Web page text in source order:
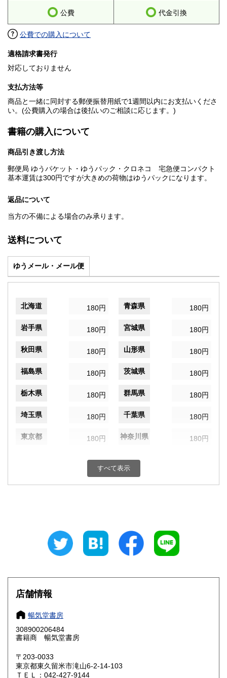
公費 代金引換
公費での購入について
適格請求書発行
対応しておりません
支払方法等
商品と一緒に同封する郵便振替用紙で1週間以内にお支払いくださ
い。(公費購入の場合は後払いのご相談に応じます。)
書籍の購入について
商品引き渡し方法
郵便局 ゆうパケット・ゆうパック・クロネコ 宅急便コンパクト
基本運賃は300円ですが大きめの荷物はゆうパックになります。
返品について
当方の不備による場合のみ承ります。
送料について
ゆうメール・メール便
北海道 180円 青森県 180円
岩手県 180円 宮城県 180円
秋田県 180円 山形県 180円
福島県 180円 茨城県 180円
栃木県 180円 群馬県 180円
埼玉県 180円 千葉県 180円
東京都 180円 神奈川県 180円
180円 富山県
180円 三重県
大阪府
奈良県
鳥取県
岡山県
山口県
すべて表示
店舗情報
暢気堂書房
308900206484
書籍商 暢気堂書房
〒203-0033
東京都東久留米市滝山6-2-14-103
ＴＥＬ：042-427-9144